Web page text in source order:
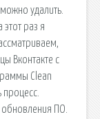
удалить.
раз я
Вконтакте с
Clean
обновления ПО.